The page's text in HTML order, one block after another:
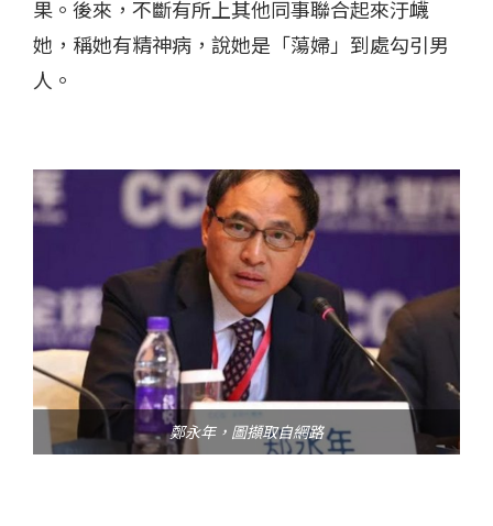
果。後來，不斷有所上其他同事聯合起來汙衊
她，稱她有精神病，說她是「蕩婦」到處勾引男
人。
鄭永年，圖擷取自網路